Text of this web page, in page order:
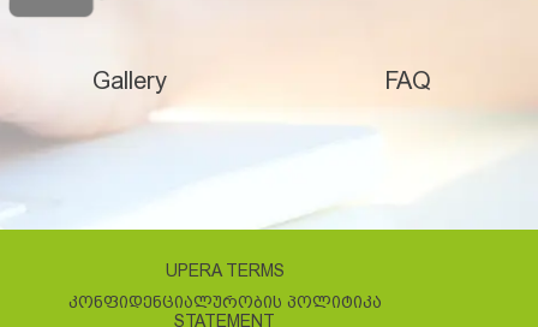
Gallery FAQ
UPERA TERMS
ᲙᲝᲜᲤᲘᲓᲔᲜᲪᲘᲐᲚᲣᲠᲝᲑᲘᲡ ᲞᲝᲚᲘᲢᲘᲙᲐ
STATEMENT